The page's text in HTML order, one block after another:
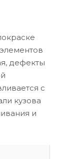
дефекты
с
кузова
и